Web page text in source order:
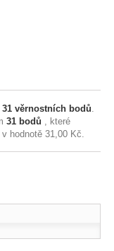
31 věrnostních bodů.
31 bodů , které
v hodnotě31,00 Kč.